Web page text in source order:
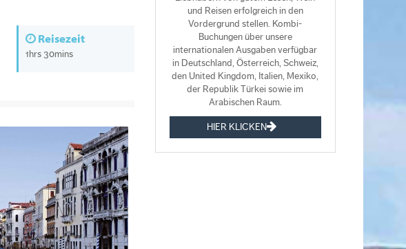
Reisezeit
1hrs 30mins
und Reisen erfolgreich in den
Vordergrund stellen. Kombi-
Buchungen über unsere
internationalen Ausgaben verfügbar
in Deutschland, Österreich, Schweiz,
den United Kingdom, Italien, Mexiko,
der Republik Türkei sowie im
Arabischen Raum.
HIER KLICKEN